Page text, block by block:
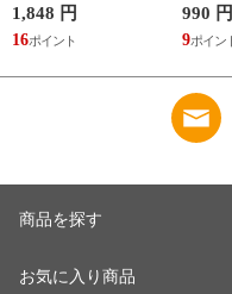
い ベーシックカラー
ゆったりメッシュメ
ンズ5本指ソックス
1,848 円
16
対応
い 軽
レン
990 円
9
商品を探す
お気に入り商品